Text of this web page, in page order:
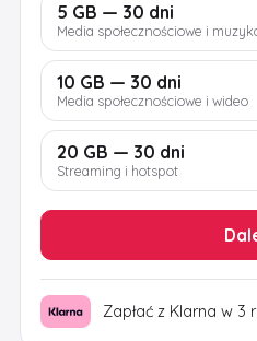
5 GB — 30 dni
Media społecznościowe i
10 GB — 30 dni
Media społecznościowe i wideo
20 GB — 30 dni
Streaming i hotspot
Zapłać z Klarna w 3